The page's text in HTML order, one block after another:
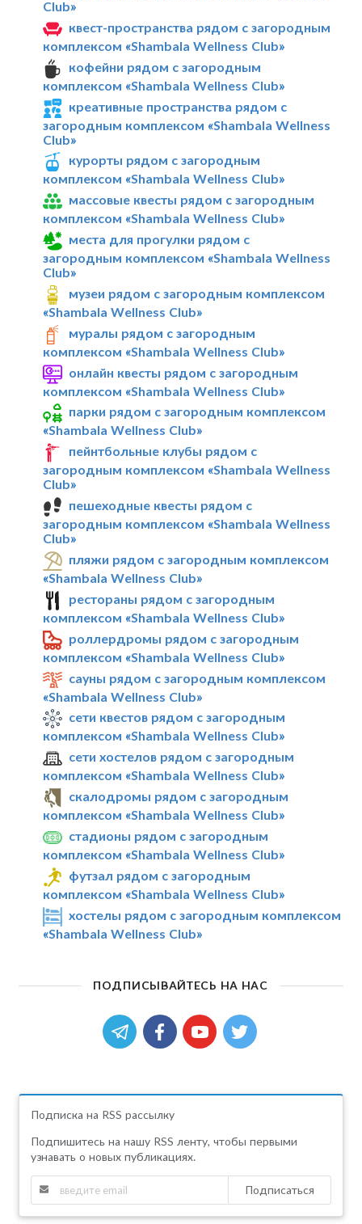
Club»
квест-пространства рядом с загородным
комплексом «Shambala Wellness Club»
кофейни рядом с загородным
комплексом «Shambala Wellness Club»
креативные пространства рядом с
загородным комплексом «Shambala Wellness
Club»
курорты рядом с загородным
комплексом «Shambala Wellness Club»
массовые квесты рядом с загородным
комплексом «Shambala Wellness Club»
места для прогулки рядом с
загородным комплексом «Shambala Wellness
Club»
музеи рядом с загородным комплексом
«Shambala Wellness Club»
муралы рядом с загородным
комплексом «Shambala Wellness Club»
онлайн квесты рядом с загородным
комплексом «Shambala Wellness Club»
парки рядом с загородным комплексом
«Shambala Wellness Club»
пейнтбольные клубы рядом с
загородным комплексом «Shambala Wellness
Club»
пешеходные квесты рядом с
загородным комплексом «Shambala Wellness
Club»
пляжи рядом с загородным комплексом
«Shambala Wellness Club»
рестораны рядом с загородным
комплексом «Shambala Wellness Club»
роллердромы рядом с загородным
комплексом «Shambala Wellness Club»
сауны рядом с загородным комплексом
«Shambala Wellness Club»
сети квестов рядом с загородным
комплексом «Shambala Wellness Club»
сети хостелов рядом с загородным
комплексом «Shambala Wellness Club»
скалодромы рядом с загородным
комплексом «Shambala Wellness Club»
стадионы рядом с загородным
комплексом «Shambala Wellness Club»
футзал рядом с загородным
комплексом «Shambala Wellness Club»
хостелы рядом с загородным комплексом
«Shambala Wellness Club»
ПОДПИСЫВАЙТЕСЬ НА НАС
Подписка на RSS рассылку
Подпишитесь на нашу RSS ленту, чтобы первыми
узнавать о новых публикациях.
Подписаться